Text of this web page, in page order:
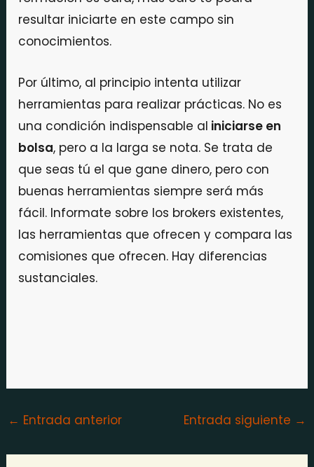
resultar iniciarte en este campo sin
conocimientos.
Por último, al principio intenta utilizar
herramientas para realizar prácticas. No es
una condición indispensable al iniciarse en
bolsa, pero a la larga se nota. Se trata de
que seas tú el que gane dinero, pero con
buenas herramientas siempre será más
fácil. Informate sobre los brokers existentes,
las herramientas que ofrecen y compara las
comisiones que ofrecen. Hay diferencias
sustanciales.
← Entrada anterior Entrada siguiente →